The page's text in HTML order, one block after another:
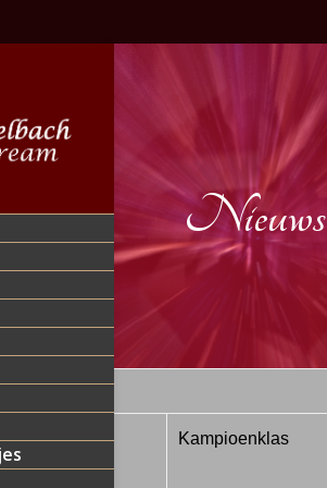
Nieuws
Dortmund (D) Kampioenklas